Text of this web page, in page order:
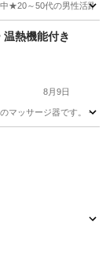
★20～50代の男性活
熱機能付き
8月9日
マッサージ器です。